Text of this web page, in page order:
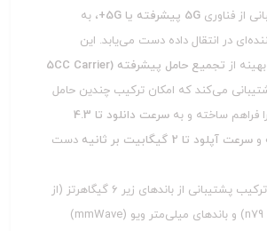
از فناوری 5G پیشرفته یا 5G+
، به
در انتقال داده دست می‌یابد. این
از
تجمیع حامل پیشرفته (5CC Carrier
می‌کند که امکان ترکیب چندین حامل
فراهم ساخته و به
سرعت دانلود تا 4.3
و سرعت آپلود تا 2 گیگابیت بر ثانیه
دست
این عملکرد حاصل ترکیب پشتیبانی از باندهای زیر ۶ گیگاهرتز (از
جمله n77، n78 و n79) و باندهای میلی‌متر ویو (mmWave)